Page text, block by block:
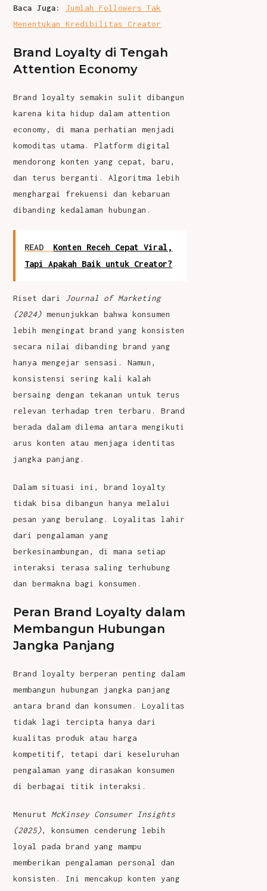
Baca Juga:
Jumlah Followers Tak
Menentukan Kredibilitas Creator
Brand Loyalty di Tengah
Attention Economy
Brand loyalty semakin sulit dibangun
karena kita hidup dalam attention
economy, di mana perhatian menjadi
komoditas utama. Platform digital
mendorong konten yang cepat, baru,
dan terus berganti. Algoritma lebih
menghargai frekuensi dan kebaruan
dibanding kedalaman hubungan.
READ
Konten Receh Cepat Viral,
Tapi Apakah Baik untuk Creator?
Riset dari Journal of Marketing
(2024) menunjukkan bahwa konsumen
lebih mengingat brand yang konsisten
secara nilai dibanding brand yang
hanya mengejar sensasi. Namun,
konsistensi sering kali kalah
bersaing dengan tekanan untuk terus
relevan terhadap tren terbaru. Brand
berada dalam dilema antara mengikuti
arus konten atau menjaga identitas
jangka panjang.
Dalam situasi ini, brand loyalty
tidak bisa dibangun hanya melalui
pesan yang berulang. Loyalitas lahir
dari pengalaman yang
berkesinambungan, di mana setiap
interaksi terasa saling terhubung
dan bermakna bagi konsumen.
Peran Brand Loyalty dalam
Membangun Hubungan
Jangka Panjang
Brand loyalty berperan penting dalam
membangun hubungan jangka panjang
antara brand dan konsumen. Loyalitas
tidak lagi tercipta hanya dari
kualitas produk atau harga
kompetitif, tetapi dari keseluruhan
pengalaman yang dirasakan konsumen
di berbagai titik interaksi.
Menurut McKinsey Consumer Insights
(2025), konsumen cenderung lebih
loyal pada brand yang mampu
memberikan pengalaman personal dan
konsisten. Ini mencakup konten yang